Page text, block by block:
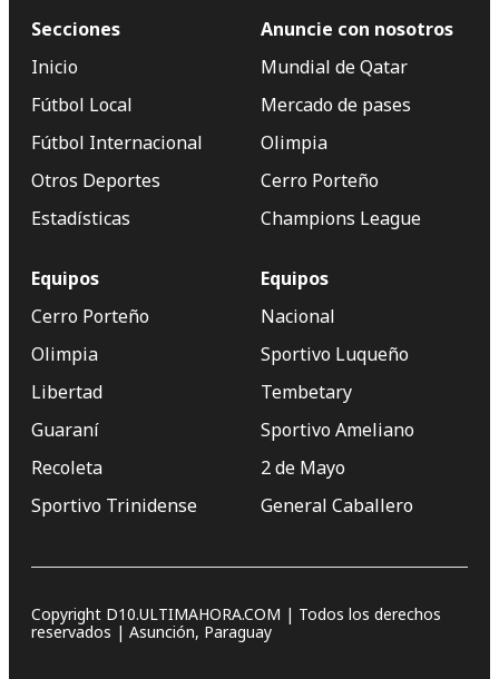
Secciones
Inicio
Fútbol Local
Fútbol Internacional
Otros Deportes
Estadísticas
Anuncie con nosotros
Mundial de Qatar
Mercado de pases
Olimpia
Cerro Porteño
Champions League
Equipos
Cerro Porteño
Olimpia
Libertad
Guaraní
Recoleta
Sportivo Trinidense
Equipos
Nacional
Sportivo Luqueño
Tembetary
Sportivo Ameliano
2 de Mayo
General Caballero
Copyright D10.ULTIMAHORA.COM | Todos los derechos
reservados | Asunción, Paraguay